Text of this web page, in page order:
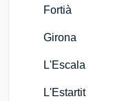
Fortià
Girona
L'Escala
L'Estartit